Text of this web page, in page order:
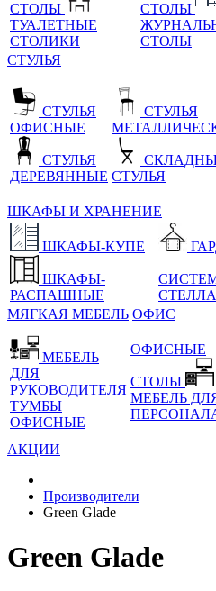
СТОЛЫ
ТУАЛЕТНЫЕ
СТОЛИКИ
СТОЛЫ
СТОЛЫ
СТУЛЬЯ
СТУЛЬЯ
ОФИСНЫЕ
СТУЛЬЯ
ДЕРЕВЯННЫЕ
СТУЛЬЯ
СТУЛЬЯ
ШКАФЫ И ХРАНЕНИЕ
ШКАФЫ-КУПЕ
ШКАФЫ-
РАСПАШНЫЕ
МЯГКАЯ МЕБЕЛЬ ОФИС
МЕБЕЛЬ
ДЛЯ
РУКОВОДИТЕЛЯ
ТУМБЫ
ОФИСНЫЕ
ОФИСНЫЕ
СТОЛЫ
МЕБЕЛЬ
АКЦИИ
Производители
Green Glade
Green Glade